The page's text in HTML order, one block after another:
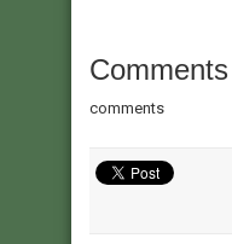
Comments
comments